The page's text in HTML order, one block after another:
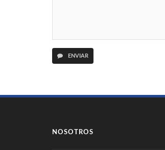
ENVIAR
NOSOTROS